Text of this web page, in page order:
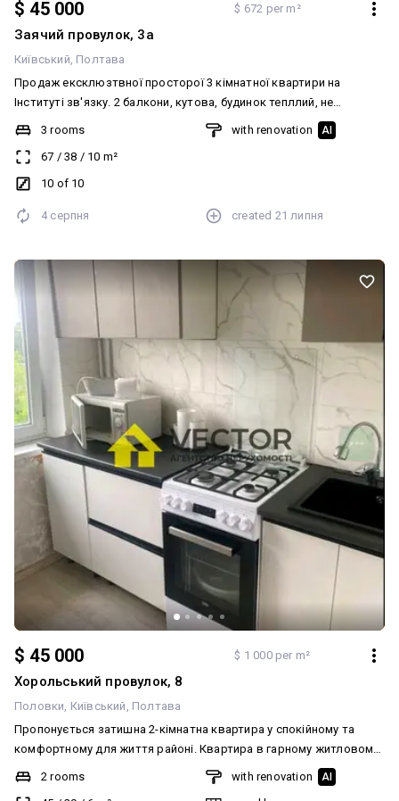
$ 45 000 $ 672 per m²
Заячий провулок, 3а
Київський Полтава
Продаж ексклюзтвної просторої 3 кімнатної квартири на
Інституті зв'язку. 2 балкони, кутова, будинок тепллий, не
потребує утеплення. Квартира повністю готова до заселення,
всі документи в порядку. Можливий продаж під Держ.Програми
Телефонуйте, з радістю домовимось про перегляд. ціна: 45000$
Код: 13902
3 rooms
67 / 38 / 10 m²
10 of 10
with renovation AI
4 серпня created 21 липня
$ 45 000 $ 1 000 per m²
Хорольський провулок, 8
Половки Київський Полтава
Пропонується затишна 2-кімнатна квартира у спокійному та
комфортному для життя районі. Квартира в гарному житловому
стані — можна заїжджати та жити без додаткових вкладень.
Фото повністю відповідають дійсності. * Роздільні кімнати * 5
2 rooms
with renovation AI